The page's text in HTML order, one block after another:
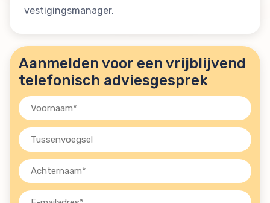
vestigingsmanager.
Aanmelden voor een vrijblijvend
telefonisch adviesgesprek
Voornaam
(Vereist)
Tussenvoegsel
Achternaam
(Vereist)
E-